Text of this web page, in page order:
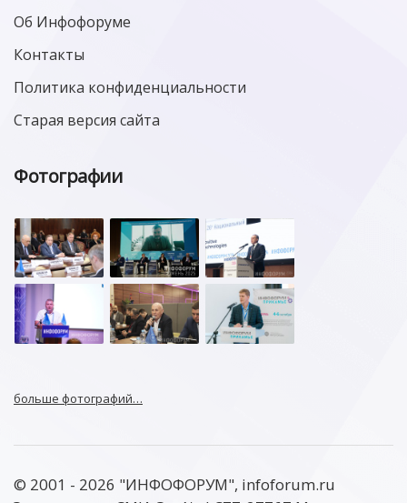
Об Инфофоруме
Контакты
Политика конфиденциальности
Старая версия сайта
Фотографии
больше фотографий…
© 2001 - 2026 "ИНФОФОРУМ", infoforum.ru